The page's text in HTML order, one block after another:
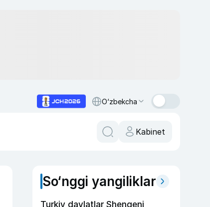
O‘zbekcha
Kabinet
So‘nggi yangiliklar
Turkiy davlatlar Shengeni